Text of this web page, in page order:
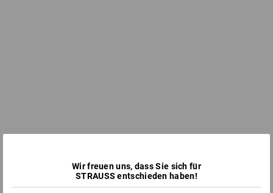
Wir freuen uns, dass Sie sich für
STRAUSS entschieden haben!